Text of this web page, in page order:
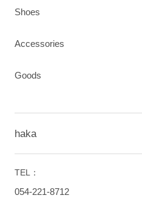
Shoes
Accessories
Goods
haka
TEL：
054-221-8712